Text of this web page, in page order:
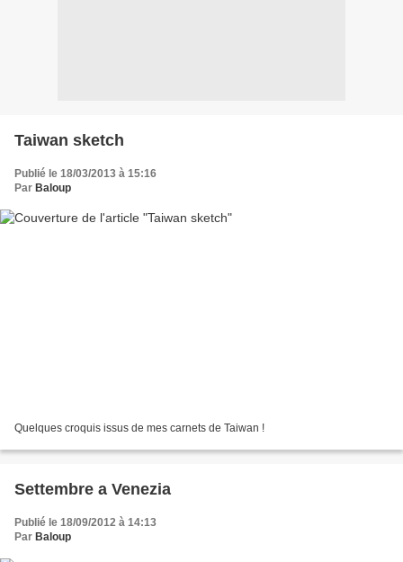
Taiwan sketch
Publié le 18/03/2013 à 15:16
Par Baloup
Quelques croquis issus de mes carnets de Taiwan !
Settembre a Venezia
Publié le 18/09/2012 à 14:13
Par Baloup